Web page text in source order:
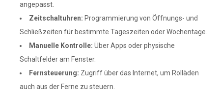
angepasst.
Zeitschaltuhren: Programmierung von Öffnungs- und
Schließzeiten für bestimmte Tageszeiten oder Wochentage.
Manuelle Kontrolle: Über Apps oder physische
Schaltfelder am Fenster.
Fernsteuerung: Zugriff über das Internet, um Rolläden
auch aus der Ferne zu steuern.